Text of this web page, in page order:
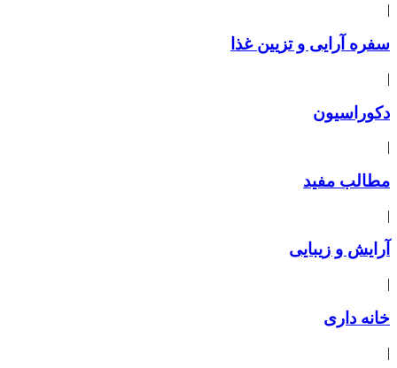
|
سفره آرایی و تزیین غذا
|
دکوراسیون
|
مطالب مفید
|
آرایش و زیبایی
|
خانه داری
|